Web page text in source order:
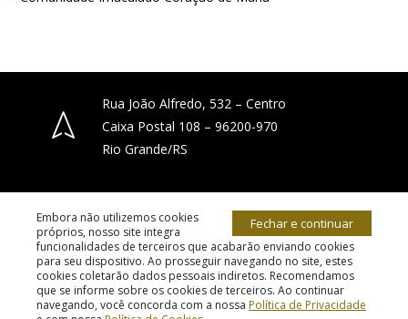
Rua João Alfredo, 532 – Centro
Caixa Postal 108 – 96200-970
Rio Grande/RS
diocese.riogrande@gmail.com
© 2026 todos os direitos reservados.
Fechar e continuar
Embora não utilizemos cookies
próprios, nosso site integra
funcionalidades de terceiros que acabarão enviando cookies
para seu dispositivo. Ao prosseguir navegando no site, estes
cookies coletarão dados pessoais indiretos. Recomendamos
que se informe sobre os cookies de terceiros. Ao continuar
navegando, você concorda com a nossa Política de Privacidade